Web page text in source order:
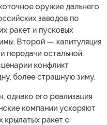
оружие дальнего
заводов по
ракет и пусковых
Второй — капитуляция
передачи остальной
конфликт
более страшную зиму.
однако его реализация
компании ускоряют
крылатых ракет с